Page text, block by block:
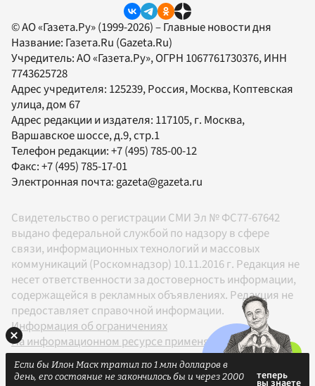
© АО «Газета.Ру» (1999-2026) – Главные новости дня
Название: Газета.Ru (Gazeta.Ru)
Учредитель:АО «Газета.Ру», ОГРН 1067761730376, ИНН
7743625728
Адрес учредителя: 125239, Россия, Москва, Коптевская
улица, дом 67
Адрес редакции и издателя: 117105, г. Москва,
Варшавское шоссе, д.9, стр.1
Телефон редакции:+7 (495) 785-00-12
Факс:+7 (495) 785-17-01
Электронная почта: gazeta@gazeta.ru
Свидетельство о регистрации СМИ Эл № ФС77-67642
выдано федеральной службой по надзору в сфере
связи, информационных технологий и массовых
коммуникаций (Роскомнадзор) 10.11.2016 г. Редакция не
несет ответственности за достоверность информации,
содержащейся в рекламных объявлениях. Редакция не
предоставляет справочной информации.
Информация об ограничениях
На информационном ресурсе применяются
рекомендательные технологии в соответствии с
Правилами
Если бы Илон Маск тратил по 1 млн долларов в
день, его состояние не закончилось бы и через 2000